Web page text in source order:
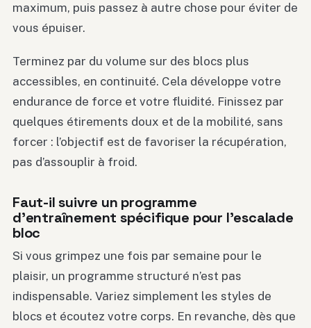
maximum, puis passez à autre chose pour éviter de
vous épuiser.
Terminez par du volume sur des blocs plus
accessibles, en continuité. Cela développe votre
endurance de force et votre fluidité. Finissez par
quelques étirements doux et de la mobilité, sans
forcer : l’objectif est de favoriser la récupération,
pas d’assouplir à froid.
Faut-il suivre un programme
d’entraînement spécifique pour l’escalade
bloc
Si vous grimpez une fois par semaine pour le
plaisir, un programme structuré n’est pas
indispensable. Variez simplement les styles de
blocs et écoutez votre corps. En revanche, dès que